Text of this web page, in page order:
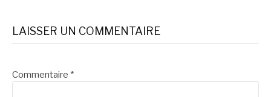
la
suite
LAISSER UN COMMENTAIRE
Commentaire *